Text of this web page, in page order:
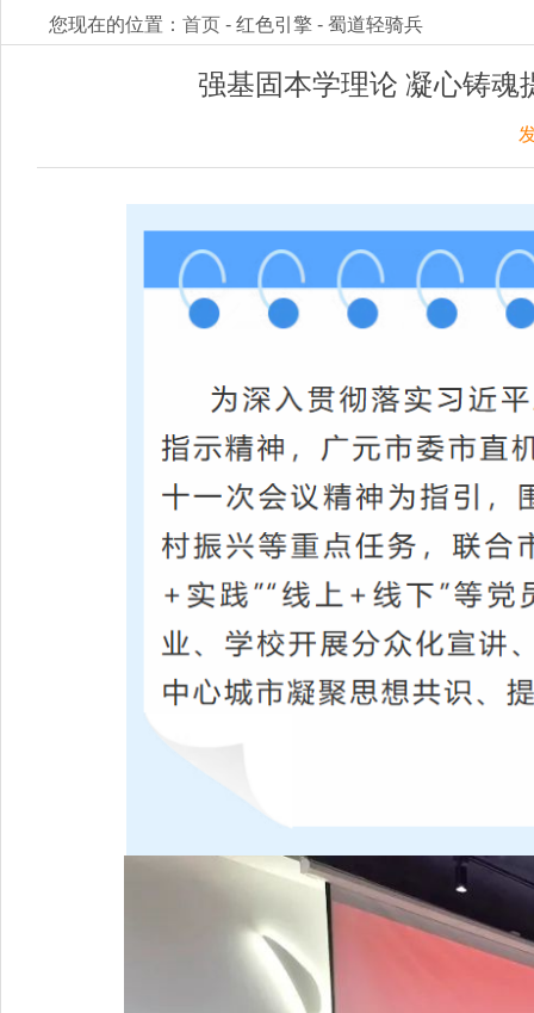
您现在的位置： 首页 - 红色引擎 - 蜀道轻骑兵
强基固本学理论 凝心铸